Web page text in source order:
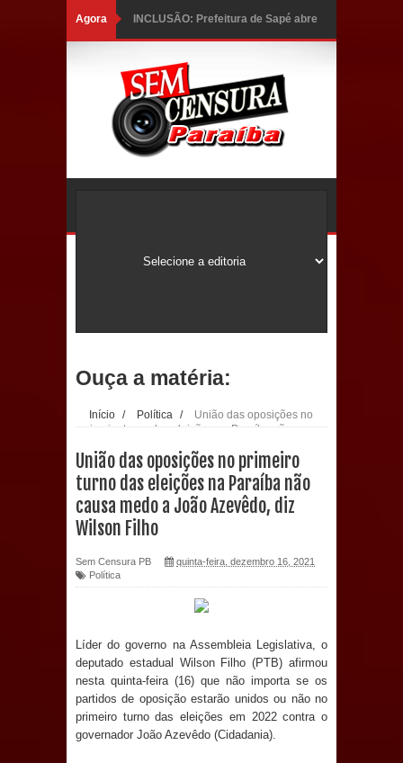
Agora INCLUSÃO: Prefeitura de Sapé abre
Social; veja documentação
necessária!
com a saúde bucal em Marí
PDT da Paraíba faz reunião
Prefeitura de Sapé paga salários
12 milhões na economia
Prefeitura de Sapé desenvolve ações
para preservar tamarindeiro e
Ouça a matéria:
Início / Política /
União das oposições no
primeiro turno das eleições na Paraíba não
União das oposições no primeiro
turno das eleições na Paraíba não
causa medo a João Azevêdo, diz
Wilson Filho
Sem Censura PB
quinta-feira, dezembro 16, 2021
Política
Líder do governo na Assembleia Legislativa, o
deputado estadual Wilson Filho (PTB) afirmou
nesta quinta-feira (16) que não importa se os
partidos de oposição estarão unidos ou não no
primeiro turno das eleições em 2022 contra o
governador João Azevêdo (Cidadania).